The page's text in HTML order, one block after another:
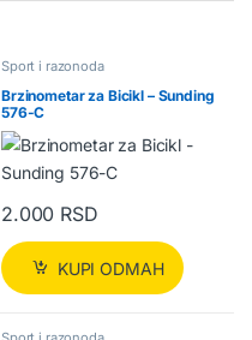
Sport i razonoda
Brzinometar za Bicikl – Sunding
576-C
2.000 RSD
KUPI ODMAH